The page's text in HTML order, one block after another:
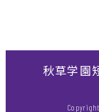
秋草学園